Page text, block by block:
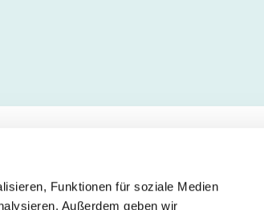
Funktionen für soziale Medien
Außerdem geben wirFolgen Sie uns